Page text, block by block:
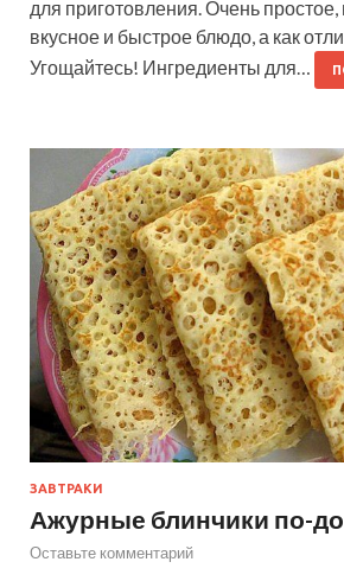
для приготовления. Очень
вкусное и быстрое блюдо, а как
Угощайтесь! Ингредиенты для…
ЗАВТРАКИ
Ажурные блинчики по-
Оставьте комментарий